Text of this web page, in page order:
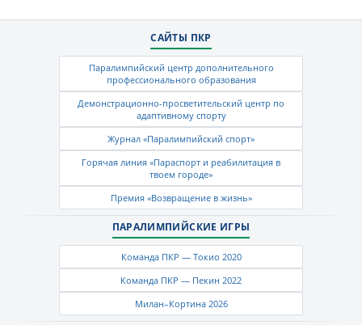
САЙТЫ ПКР
Паралимпийский центр дополнительного
профессионального образования
Демонстрационно-просветительский центр по
адаптивному спорту
Журнал «Паралимпийский спорт»
Горячая линия «Параспорт и реабилитация в
твоем городе»
Премия «Возвращение в жизнь»
ПАРАЛИМПИЙСКИЕ ИГРЫ
Команда ПКР — Токио 2020
Команда ПКР — Пекин 2022
Милан–Кортина 2026